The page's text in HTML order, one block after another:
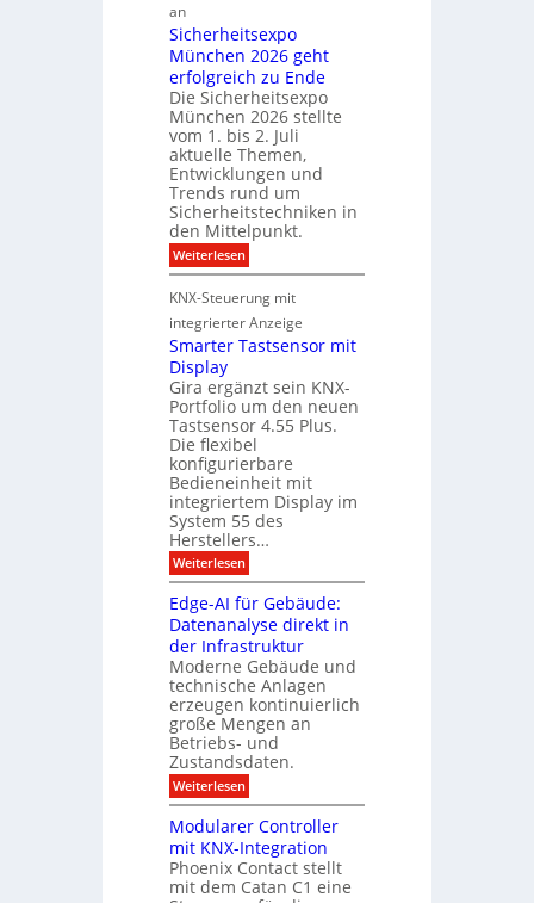
D
T
T
e
c
h
n
o
l
o
g
e
s
r
ü
h
e
s
t
e
r
k
e
n
u
n
g
i
t
A
n
s
a
u
g
r
a
u
c
h
m
e
d
e
r
n
a
k
a
b
a
e
r
ö
f
f
n
e
t
n
e
e
s
A
u
s
b
i
l
d
u
n
g
s
z
e
n
t
r
u
m
an
Sicherheitsexpo
München 2026 geht
erfolgreich zu Ende
Die Sicherheitsexpo
München 2026 stellte
vom 1. bis 2. Juli
aktuelle Themen,
Entwicklungen und
Trends rund um
Sicherheitstechniken in
den Mittelpunkt.
Weiterlesen:
S
c
h
e
r
e
i
t
s
e
x
p
o
M
ü
n
c
h
e
n
2
0
2
6
e
h
e
r
f
o
l
g
r
e
KNX-Steuerung mit
integrierter Anzeige
Smarter Tastsensor mit
Display
Gira ergänzt sein KNX-
Portfolio um den neuen
Tastsensor 4.55 Plus.
Die flexibel
konfigurierbare
Bedieneinheit mit
integriertem Display im
System 55 des
Herstellers…
Weiterlesen:
S
m
a
r
t
e
r
T
a
s
t
s
e
n
s
o
r
m
i
t
Edge-AI für Gebäude:
Datenanalyse direkt in
der Infrastruktur
Moderne Gebäude und
technische Anlagen
erzeugen kontinuierlich
große Mengen an
Betriebs- und
Zustandsdaten.
Weiterlesen:
E
g
e
-
A
Modularer Controller
mit KNX-Integration
Phoenix Contact stellt
mit dem Catan C1 eine